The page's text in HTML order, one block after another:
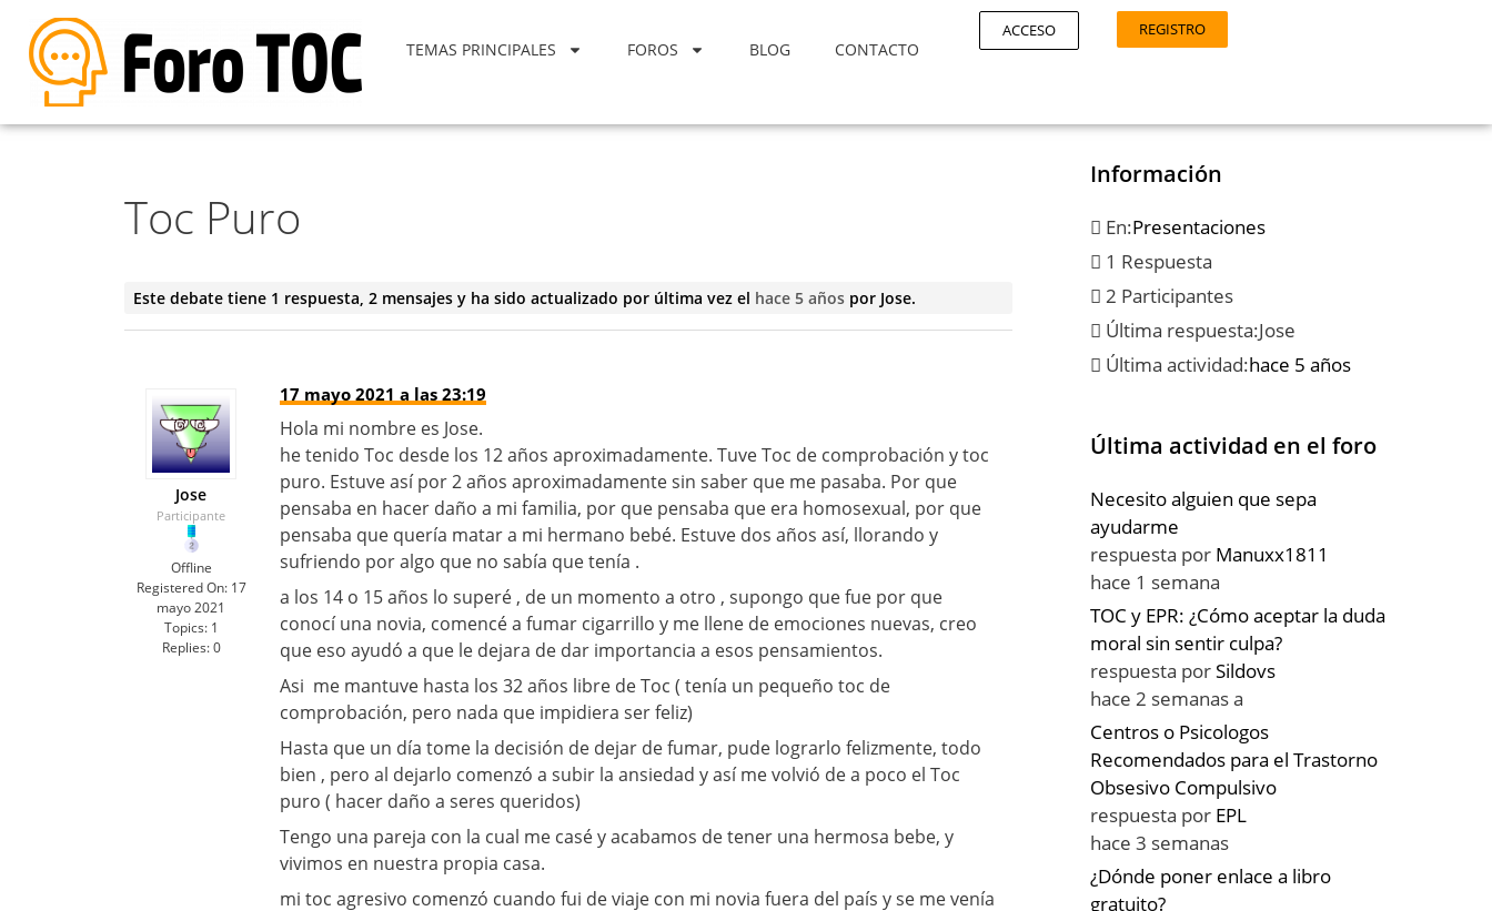
TEMAS PRINCIPALES FOROS BLOG CONTACTO
ACCESO REGISTRO
Toc Puro
Este debate tiene 1 respuesta, 2 mensajes y ha sido actualizado por última vez el hace 5 años por Jose.
Jose
Participante
Offline
Registered On: 17
mayo 2021
Topics: 1
Replies: 0
17 mayo 2021 a las 23:19
Hola mi nombre es Jose.
he tenido Toc desde los 12 años aproximadamente. Tuve Toc de comprobación y toc
puro. Estuve así por 2 años aproximadamente sin saber que me pasaba. Por que
pensaba en hacer daño a mi familia, por que pensaba que era homosexual, por que
pensaba que quería matar a mi hermano bebé. Estuve dos años así, llorando y
sufriendo por algo que no sabía que tenía .
a los 14 o 15 años lo superé , de un momento a otro , supongo que fue por que
conocí una novia, comencé a fumar cigarrillo y me llene de emociones nuevas, creo
que eso ayudó a que le dejara de dar importancia a esos pensamientos.
Asi me mantuve hasta los 32 años libre de Toc ( tenía un pequeño toc de
comprobación, pero nada que impidiera ser feliz)
Hasta que un día tome la decisión de dejar de fumar, pude lograrlo felizmente, todo
bien , pero al dejarlo comenzó a subir la ansiedad y así me volvió de a poco el Toc
puro ( hacer daño a seres queridos)
Tengo una pareja con la cual me casé y acabamos de tener una hermosa bebe, y
vivimos en nuestra propia casa.
mi toc agresivo comenzó cuando fui de viaje con mi novia fuera del país y se me venía
Información
En:Presentaciones
1 Respuesta
2 Participantes
Última respuesta:Jose
Última actividad:hace 5 años
Última actividad en el foro
Necesito alguien que sepa
ayudarme
respuesta por Manuxx1811
hace 1 semana
TOC y EPR: ¿Cómo aceptar la duda
moral sin sentir culpa?
respuesta porSildovs
hace 2 semanas a
Centros o Psicologos
Recomendados para el Trastorno
Obsesivo Compulsivo
respuesta por EPL
hace 3 semanas
¿Dónde poner enlace a libro
gratuito?